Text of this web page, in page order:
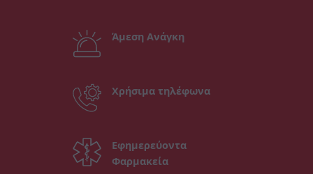
Άμεση Ανάγκη
Χρήσιμα τηλέφωνα
Εφημερεύοντα
Φαρμακεία